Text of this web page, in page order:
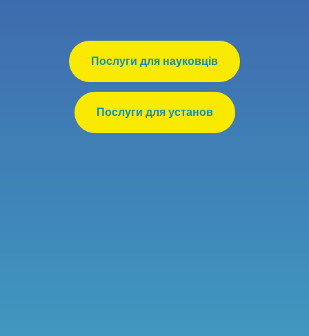
Послуги для науковців
Послуги для установ